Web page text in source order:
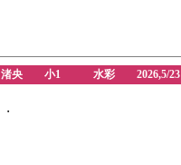
渚央 小1 水彩 2026,5/23
・